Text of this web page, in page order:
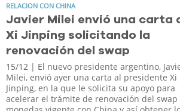
RELACION CON CHINA
Javier Milei envió una carta
Xi Jinping solicitando la
renovación del swap
15/12 | El nuevo presidente argentino,
Milei, envió ayer una carta al presidente Xi
Jinping, en la que le solicita su apoyo para
acelerar el trámite de renovación del swap